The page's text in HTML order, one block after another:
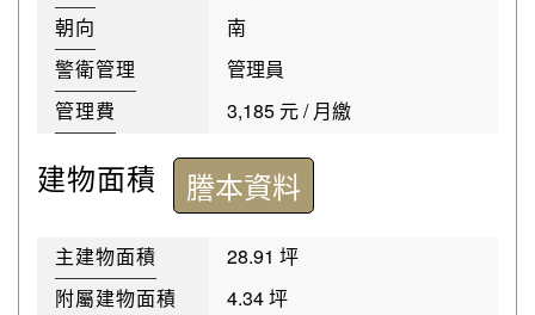
朝向
南
警衛管理
管理員
管理費
3,185 元 / 月繳
建物面積 謄本資料
主建物面積
28.91 坪
附屬建物面積
4.34 坪